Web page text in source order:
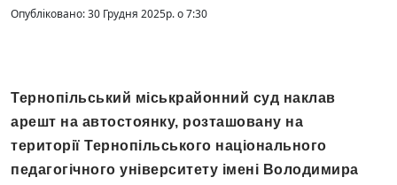
Опубліковано: 30 Грудня 2025р. о 7:30
Тернопільський міськрайонний суд наклав
арешт на автостоянку, розташовану на
території Тернопільського національного
педагогічного університету імені Володимира